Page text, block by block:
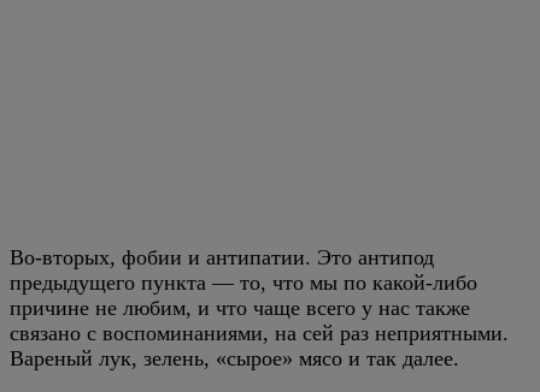
Во-вторых, фобии и антипатии. Это антипод
предыдущего пункта — то, что мы по какой-либо
причине не любим, и что чаще всего у нас также
связано с воспоминаниями, на сей раз неприятными.
Вареный лук, зелень, «сырое» мясо и так далее.